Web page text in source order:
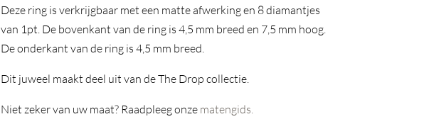
Deze ring is verkrijgbaar met een matte afwerking en 8 diamantjes
van 1pt. De bovenkant van de ring is 4,5 mm breed en 7,5 mm hoog.
De onderkant van de ring is 4,5 mm breed.
Dit juweel maakt deel uit van de The Drop collectie.
Niet zeker van uw maat? Raadpleeg onze matengids.